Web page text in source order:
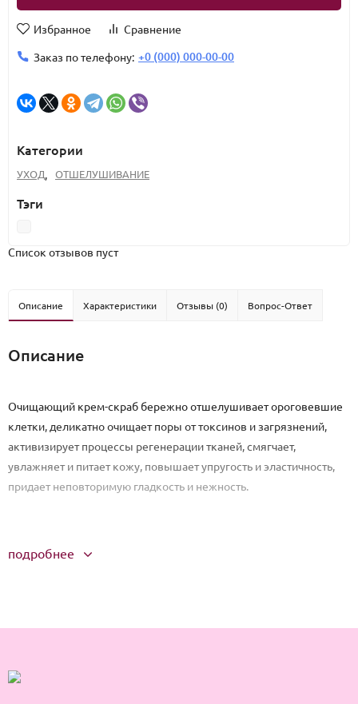
Избранное
Сравнение
Заказ по телефону: +0 (000) 000-00-00
Категории
УХОД, ОТШЕЛУШИВАНИЕ
Тэги
Список отзывов пуст
Описание Характеристики Отзывы (0) Вопрос-Ответ
Описание
Очищающий крем-скраб бережно отшелушивает ороговевшие
клетки, деликатно очищает поры от токсинов и загрязнений,
активизирует процессы регенерации тканей, смягчает,
увлажняет и питает кожу, повышает упругость и эластичность,
придает неповторимую гладкость и нежность.
подробнее